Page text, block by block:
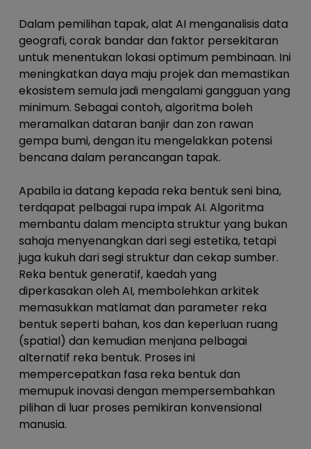
Dalam pemilihan tapak, alat AI menganalisis data
geografi, corak bandar dan faktor persekitaran
untuk menentukan lokasi optimum pembinaan. Ini
meningkatkan daya maju projek dan memastikan
ekosistem semula jadi mengalami gangguan yang
minimum. Sebagai contoh, algoritma boleh
meramalkan dataran banjir dan zon rawan
gempa bumi, dengan itu mengelakkan potensi
bencana dalam perancangan tapak.
Apabila ia datang kepada reka bentuk seni bina,
terdqapat pelbagai rupa impak AI. Algoritma
membantu dalam mencipta struktur yang bukan
sahaja menyenangkan dari segi estetika, tetapi
juga kukuh dari segi struktur dan cekap sumber.
Reka bentuk generatif, kaedah yang
diperkasakan oleh AI, membolehkan arkitek
memasukkan matlamat dan parameter reka
bentuk seperti bahan, kos dan keperluan ruang
(spatial) dan kemudian menjana pelbagai
alternatif reka bentuk. Proses ini
mempercepatkan fasa reka bentuk dan
memupuk inovasi dengan mempersembahkan
pilihan di luar proses pemikiran konvensional
manusia.